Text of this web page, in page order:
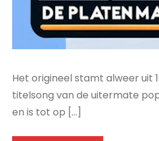
Het origineel stamt alweer uit
titelsong van de uitermate
en is tot op […]